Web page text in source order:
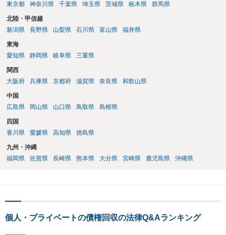
ん。当該チケットがチケット転売防止法に規定する特定興行入場券に
該当し、券面上使用者が指定されている場合には、チケット引渡し以
法的には「当事者の合理的意思」がどこにあるのかを追求した解決が
必要になると思われます。なかなか難しい問題なので、弁護士によっ
ても回答は異なるかもしれません。
東京都
神奈川県 千葉県 埼玉県 茨城県 栃木県 群馬県
北陸・甲信越
新潟県
長野県 山梨県 石川県 富山県 福井県
東海
愛知県
静岡県 岐阜県 三重県
関西
大阪府
兵庫県 京都府 滋賀県 奈良県 和歌山県
中国
広島県
岡山県 山口県 鳥取県 島根県
四国
香川県
愛媛県 高知県 徳島県
九州・沖縄
福岡県
佐賀県 長崎県 熊本県 大分県 宮崎県 鹿児島県 沖縄県
個人・プライベートの債権回収の法律Q&Aランキング